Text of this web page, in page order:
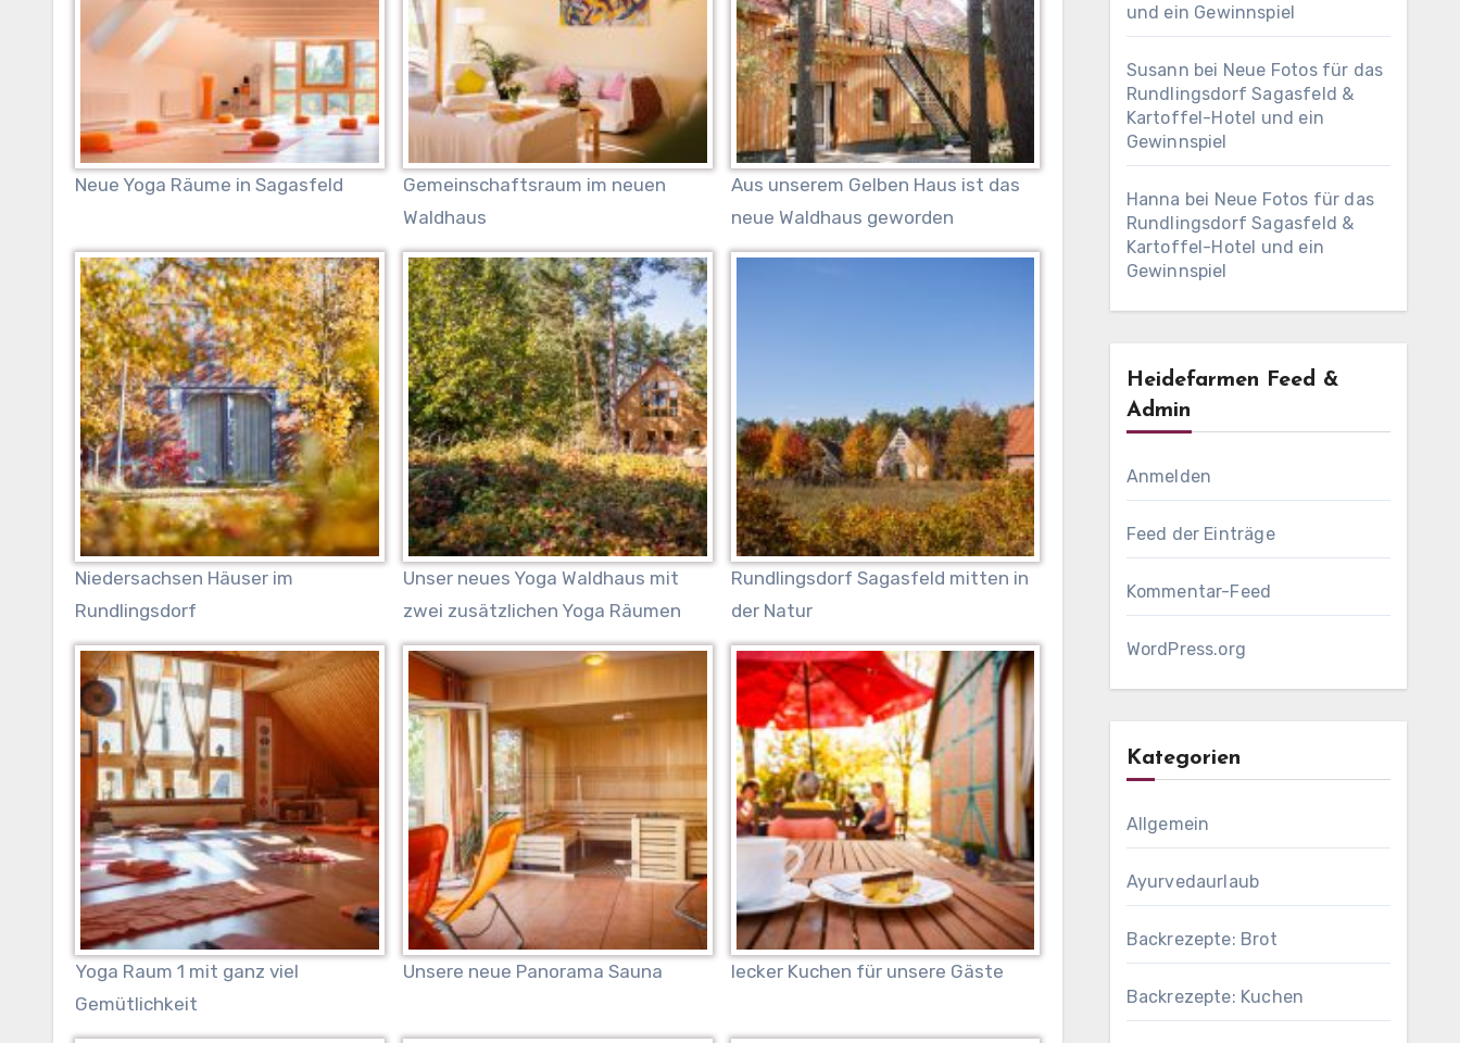
Neue Yoga Räume in Sagasfeld
Gemeinschaftsraum im neuen
Waldhaus
Aus unserem Gelben Haus ist das
neue Waldhaus geworden
Niedersachsen Häuser im
Rundlingsdorf
Unser neues Yoga Waldhaus mit
zwei zusätzlichen Yoga Räumen
Rundlingsdorf Sagasfeld mitten in
der Natur
Yoga Raum 1 mit ganz viel
Gemütlichkeit
Unsere neue Panorama Sauna lecker Kuchen für unsere Gäste
und ein Gewinnspiel
Susann bei Neue Fotos für das
Rundlingsdorf Sagasfeld &
Kartoffel-Hotel und ein
Gewinnspiel
Hanna bei Neue Fotos für das
Rundlingsdorf Sagasfeld &
Kartoffel-Hotel und ein
Gewinnspiel
Heidefarmen Feed &
Admin
Anmelden
Feed der Einträge
Kommentar-Feed
WordPress.org
Kategorien
Allgemein
Ayurvedaurlaub
Backrezepte: Brot
Backrezepte: Kuchen